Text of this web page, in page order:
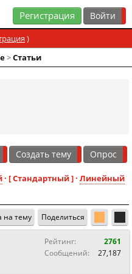
Регистрация
)
>Статьи
Создать тему Опрос
· [ Стандартный ] · Линейный
на тему Поделиться
Рейтинг:
2761
Сообщений:
27,187